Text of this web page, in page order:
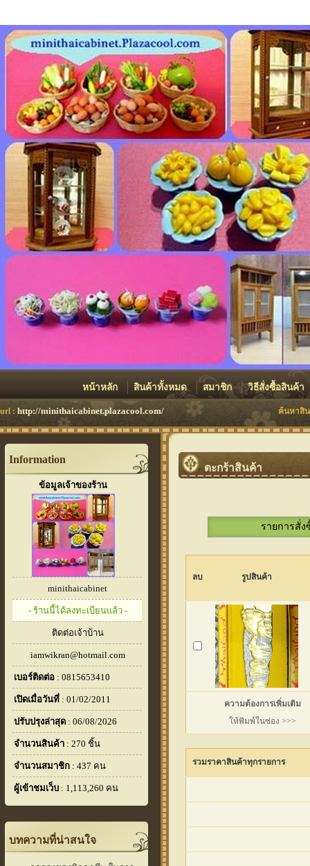
หน้าหลัก สินค้าทั้งหมด สมาชิก วิธีสั่งซื้อสินค้า
url : http://minithaicabinet.plazacool.com/ ค้นหาสิ
Information
ข้อมูลเจ้าของร้าน
minithaicabinet
- ร้านนี้ได้ลงทะเบียนแล้ว -
ติดต่อเจ้าบ้าน
iamwikran@hotmail.com
เบอร์ติดต่อ : 0815653410
เปิดเมื่อวันที่ : 01/02/2011
ปรับปรุงล่าสุด : 06/08/2026
จำนวนสินค้า : 270 ชิ้น
จำนวนสมาชิก : 437 คน
ผู้เข้าชมเว็บ : 1,113,260 คน
บทความที่น่าสนใจ
ตะกร้าสินค้า
รายการสั่ง
ลบ รูปสินค้า
ความต้องการเพิ่มเติม
ให้พิมพ์ในช่อง >>>
รวมราคาสินค้าทุกรายการ